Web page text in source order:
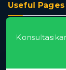
Useful Pages
About
Blog